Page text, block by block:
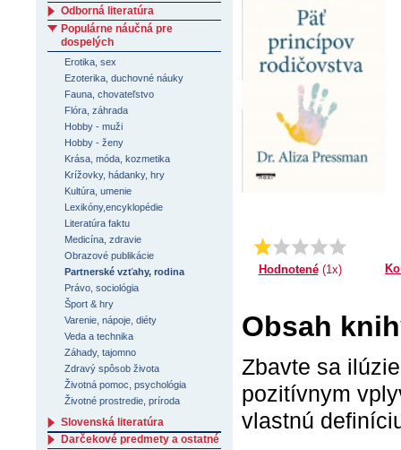
Priemer:
1.0
Hodnotené(1x)
Obsah
Zbavte sa
pozitívnym
vlastnú
Odborná literatúra
Populárne náučná pre
dospelých
Erotika, sex
Ezoterika, duchovné náuky
Fauna, chovateľstvo
Flóra, záhrada
Hobby - muži
Hobby - ženy
Krása, móda, kozmetika
Krížovky, hádanky, hry
Kultúra, umenie
Lexikóny,encyklopédie
Literatúra faktu
Medicína, zdravie
Obrazové publikácie
Partnerské vzťahy, rodina
Právo, sociológia
Šport & hry
Varenie, nápoje, diéty
Veda a technika
Záhady, tajomno
Zdravý spôsob života
Životná pomoc, psychológia
Životné prostredie, príroda
Slovenská literatúra
Darčekové predmety a ostatné